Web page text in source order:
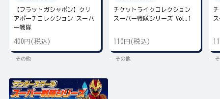
【フラットガシャポン】クリ
アポーチコレクション スーパ
ー戦隊
400円(税込)
その他
チケットライクコレクション
スーパー戦隊シリーズ Vol.1
110円(税込)
その他